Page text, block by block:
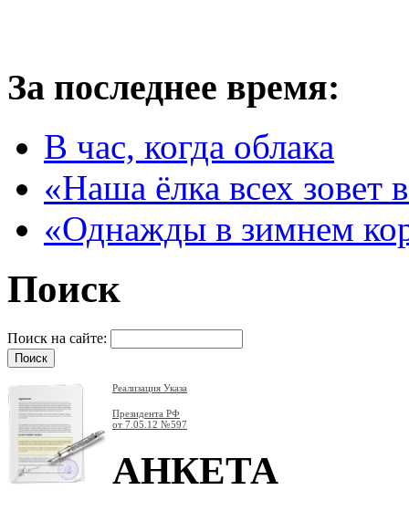
За последнее время:
В час, когда облака
«Наша ёлка всех зовет
«Однажды в зимнем
Поиск
Поиск на сайте:
Реализация Указа
Президента РФ
от 7.05.12 №597
АНКЕТА